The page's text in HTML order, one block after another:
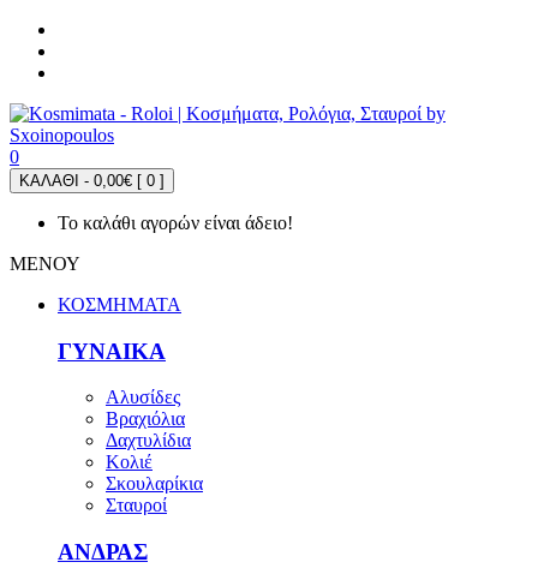
0
ΚΑΛΑΘΙ - 0,00€ [ 0 ]
Το καλάθι αγορών είναι άδειο!
ΜΕΝΟΥ
ΚΟΣΜΗΜΑΤΑ
ΓΥΝΑΙΚΑ
Αλυσίδες
Βραχιόλια
Δαχτυλίδια
Κολιέ
Σκουλαρίκια
Σταυροί
ΑΝΔΡΑΣ